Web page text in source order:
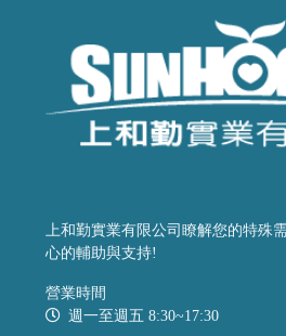
上和勤實業有限公司瞭解您的特殊
心的輔助與支持!
營業時間
週一至週五 8:30~17:30